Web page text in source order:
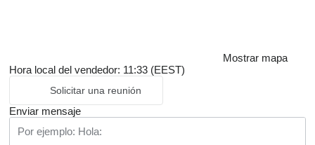
Mostrar mapa
Hora local del vendedor: 11:33 (EEST)
Solicitar una reunión
Enviar mensaje